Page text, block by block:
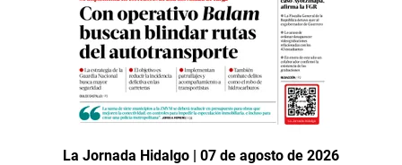
La Jornada Hidalgo | 07 de agosto de 2026